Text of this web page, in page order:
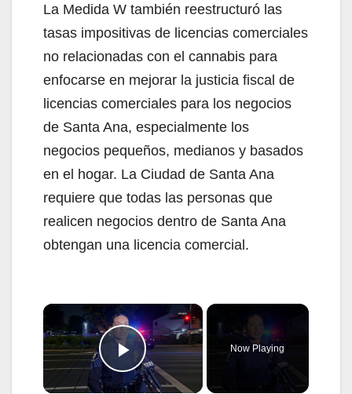
La Medida W también reestructuró las
tasas impositivas de licencias comerciales
no relacionadas con el cannabis para
enfocarse en mejorar la justicia fiscal de
licencias comerciales para los negocios
de Santa Ana, especialmente los
negocios pequeños, medianos y basados
en el hogar. La Ciudad de Santa Ana
requiere que todas las personas que
realicen negocios dentro de Santa Ana
obtengan una licencia comercial.
×
Play Video
Now Playing